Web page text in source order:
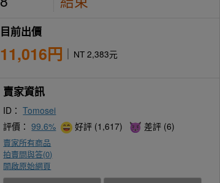
目前出價
11,016円 NT 2,383元
賣家資訊
ID：Tomosei
評價：99.6% 好評 (1,617) 差評 (6)
賣家所有商品
拍賣問與答(0)
開啟原始網頁